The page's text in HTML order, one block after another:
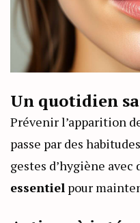
Un quotidien
Prévenir l’apparition
passe par des
gestes d’hygiène avec
essentiel pour